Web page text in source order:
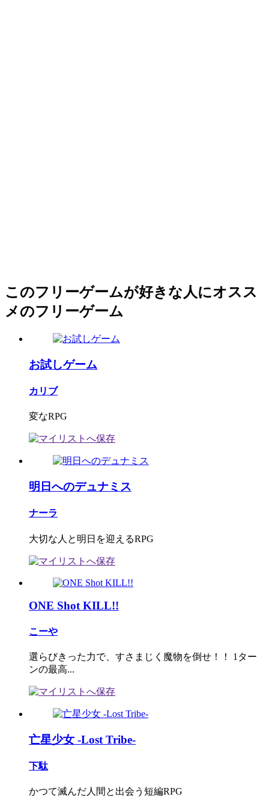
このフリーゲームが好きな人にオスス
メのフリーゲーム
お試しゲーム
カリブ
変なRPG
明日へのデュナミス
ナーラ
大切な人と明日を迎えるRPG
ONE Shot KILL!!
こーや
選らびきった力で、すさまじく魔物を倒せ！！ 1ター
ンの最高...
亡星少女 -Lost Tribe-
下駄
かつて滅んだ人間と出会う短編RPG